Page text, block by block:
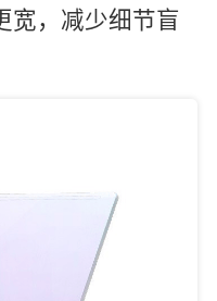
宽，减少细节盲